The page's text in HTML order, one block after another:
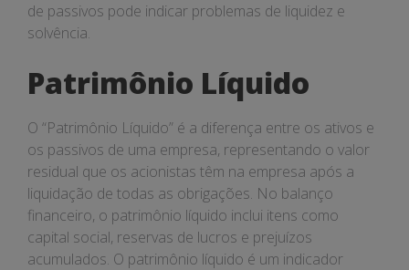
de passivos pode indicar problemas de liquidez e
solvência.
Patrimônio Líquido
O “Patrimônio Líquido” é a diferença entre os ativos e
os passivos de uma empresa, representando o valor
residual que os acionistas têm na empresa após a
liquidação de todas as obrigações. No balanço
financeiro, o patrimônio líquido inclui itens como
capital social, reservas de lucros e prejuízos
acumulados. O patrimônio líquido é um indicador